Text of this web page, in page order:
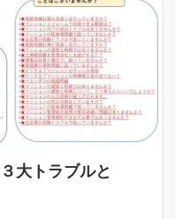
大トラブルと